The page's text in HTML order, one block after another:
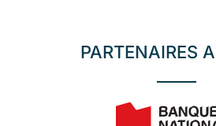
PARTENAIRES